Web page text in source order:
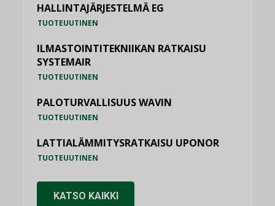
HALLINTAJÄRJESTELMÄ EG
TUOTEUUTINEN
ILMASTOINTITEKNIIKAN RATKAISU
SYSTEMAIR
TUOTEUUTINEN
PALOTURVALLISUUS WAVIN
TUOTEUUTINEN
LATTIALÄMMITYSRATKAISU UPONOR
TUOTEUUTINEN
KATSO KAIKKI